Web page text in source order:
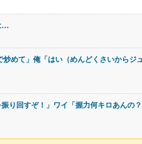
…
めて」俺「はい（めんどくさいからジ
り回すぞ！」ワイ「握力何キロあんの